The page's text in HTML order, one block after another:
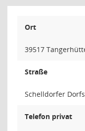
Ort
39517
Straße
Schelldorfer
Telefon privat